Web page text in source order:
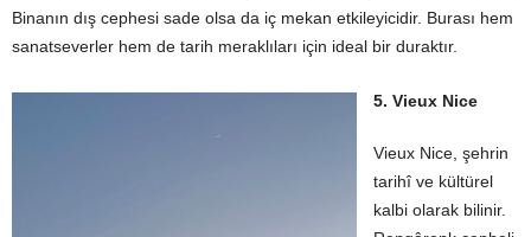
Binanın dış cephesi sade olsa da iç mekan etkileyicidir. Burası hem
sanatseverler hem de tarih meraklıları için ideal bir duraktır.
5. Vieux Nice
Vieux Nice, şehrin
tarihî ve kültürel
kalbi olarak bilinir.